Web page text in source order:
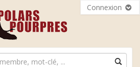
Connexion